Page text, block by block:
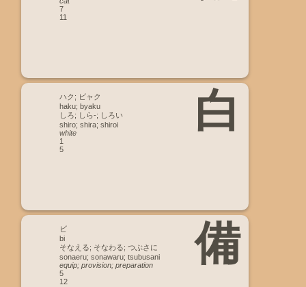
7
11
白
ハク; ビャク
haku; byaku
しろ; しら-; しろい
shiro; shira; shiroi
white
1
5
備
ビ
bi
そなえる; そなわる; つぶさに
sonaeru; sonawaru; tsubusani
equip; provision; preparation
5
12